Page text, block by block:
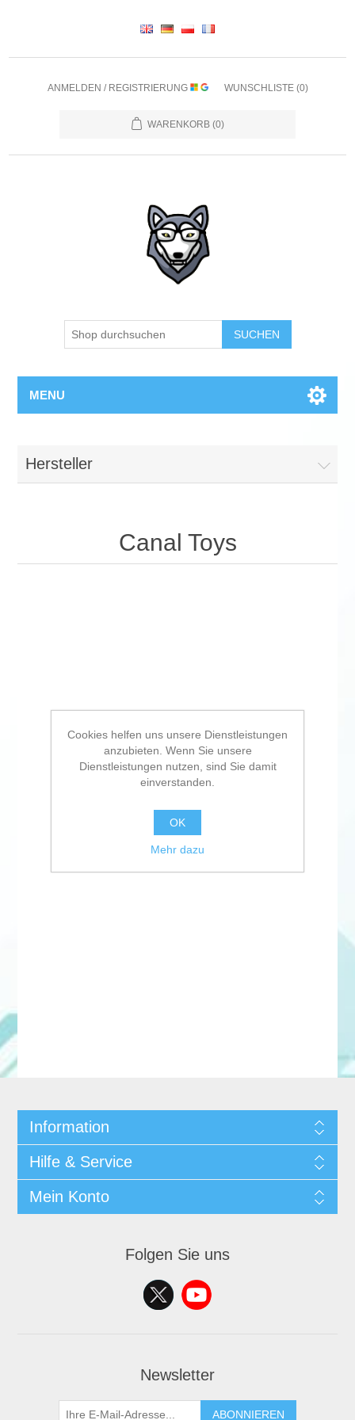
ANMELDEN / REGISTRIERUNG WUNSCHLISTE (0)
WARENKORB (0)
SUCHEN
MENU
Hersteller
Canal Toys
Information
Hilfe & Service
Mein Konto
Folgen Sie uns
Newsletter
ABONNIEREN
Cookies helfen uns unsere Dienstleistungen
anzubieten. Wenn Sie unsere
Dienstleistungen nutzen, sind Sie damit
einverstanden.
OK
Mehr dazu